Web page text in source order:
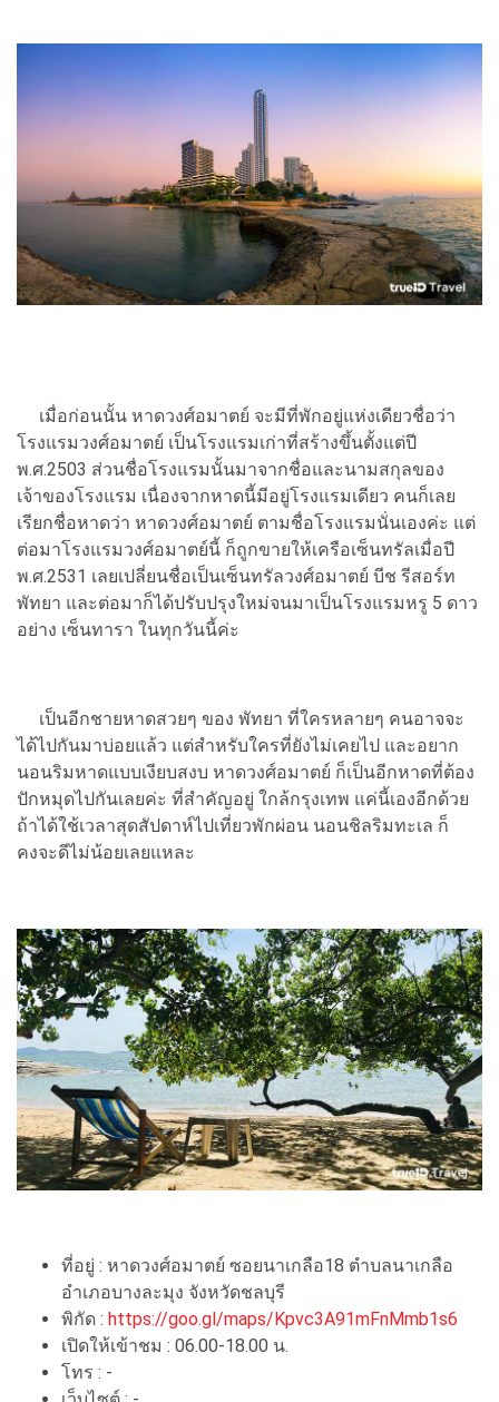
เมื่อก่อนนั้น หาดวงศ์อมาตย์ จะมีที่พักอยู่แห่งเดียวชื่อว่า
โรงแรมวงศ์อมาตย์ เป็นโรงแรมเก่าที่สร้างขึ้นตั้งแต่ปี
พ.ศ.2503 ส่วนชื่อโรงแรมนั้นมาจากชื่อและนามสกุลของ
เจ้าของโรงแรม เนื่องจากหาดนี้มีอยู่โรงแรมเดียว คนก็เลย
เรียกชื่อหาดว่า หาดวงศ์อมาตย์ ตามชื่อโรงแรมนั่นเองค่ะ แต่
ต่อมาโรงแรมวงศ์อมาตย์นี้ ก็ถูกขายให้เครือเซ็นทรัลเมื่อปี
พ.ศ.2531 เลยเปลี่ยนชื่อเป็นเซ็นทรัลวงศ์อมาตย์ บีช รีสอร์ท
พัทยา และต่อมาก็ได้ปรับปรุงใหม่จนมาเป็นโรงแรมหรู 5 ดาว
อย่าง เซ็นทารา ในทุกวันนี้ค่ะ
เป็นอีกชายหาดสวยๆ ของ พัทยา ที่ใครหลายๆ คนอาจจะ
ได้ไปกันมาบ่อยแล้ว แต่สำหรับใครที่ยังไม่เคยไป และอยาก
นอนริมหาดแบบเงียบสงบ หาดวงศ์อมาตย์ ก็เป็นอีกหาดที่ต้อง
ปักหมุดไปกันเลยค่ะ ที่สำคัญอยู่ ใกล้กรุงเทพ แค่นี้เองอีกด้วย
ถ้าได้ใช้เวลาสุดสัปดาห์ไปเที่ยวพักผ่อน นอนชิลริมทะเล ก็
คงจะดีไม่น้อยเลยแหละ
ที่อยู่ : หาดวงศ์อมาตย์ ซอยนาเกลือ18 ตำบลนาเกลือ
อำเภอบางละมุง จังหวัดชลบุรี
พิกัด : https://goo.gl/maps/Kpvc3A91mFnMmb1s6
เปิดให้เข้าชม : 06.00-18.00 น.
โทร : -